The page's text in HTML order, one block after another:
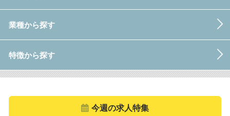
業種から探す
特徴から探す
今週の求人特集